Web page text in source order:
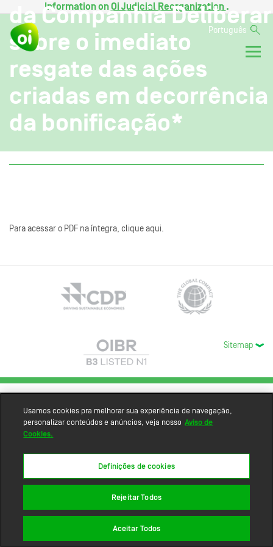
Information onOi Judicial Reorganization .
Português
da Companhia Deliberar
sobre o imediato
resgate das ações
criadas em decorrência
da bonificação*
Para acessar o PDF na íntegra, clique aqui.
Sitemap
Usamos cookies pra melhorar sua experiência de navegação,
personalizar conteúdos e anúncios, veja nosso Aviso de
Cookies.
Definições de cookies
Rejeitar Todos
Aceitar Todos